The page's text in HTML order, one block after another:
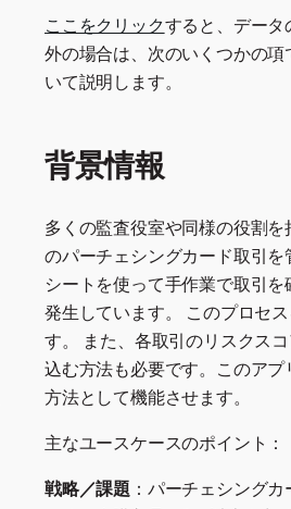
ここをクリックすると、デー
外の場合は、次のいくつかの
いて説明します。
背景情報
多くの監査役室や同様の役割
のパーチェシングカード取引
シートを使って手作業で取引
発生しています。 このプロセ
す。 また、各取引のリスクス
込む方法も必要です。このア
方法として機能させます。
主なユースケースのポイント：
戦略／課題 ：パーチェシング